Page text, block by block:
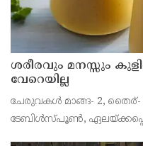
ശരീരവും മനസ്സും
വേറെയില്ല
ചേരുവകൾ മാങ്ങ- 2, തൈര്-
ടേബിൾസ്പൂൺ,